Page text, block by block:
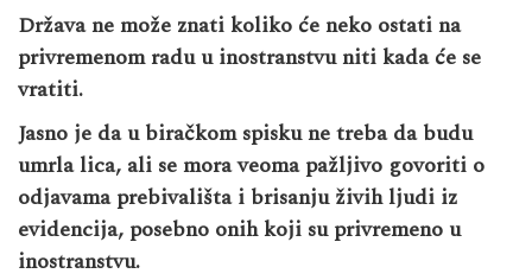
Država ne može znati koliko će neko ostati na
privremenom radu u inostranstvu niti kada će se
vratiti.
Jasno je da u biračkom spisku ne treba da budu
umrla lica, ali se mora veoma pažljivo govoriti o
odjavama prebivališta i brisanju živih ljudi iz
evidencija, posebno onih koji su privremeno u
inostranstvu.